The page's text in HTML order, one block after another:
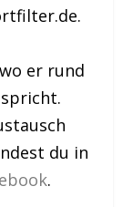
er rund
du in
.